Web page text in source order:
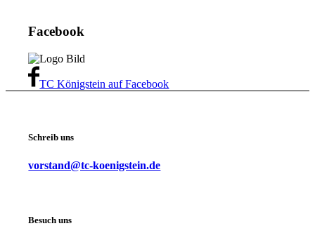
Facebook
TC Königstein auf Facebook
Schreib uns
vorstand@tc-koenigstein.de
Besuch uns